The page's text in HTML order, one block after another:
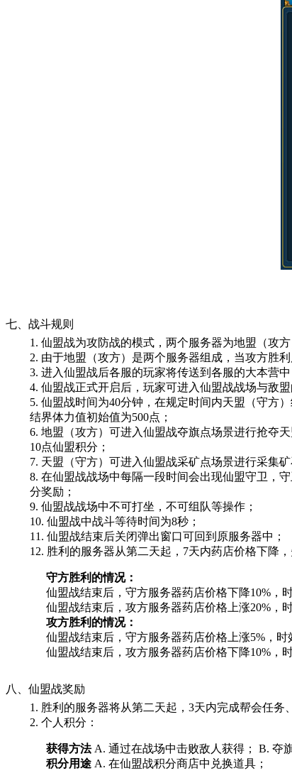
七、战斗规则
1. 仙盟战为攻防战的模式， 两个服务器为地盟（攻方
2. 由于地盟（攻方）是两个服务器组成，当攻方胜
3. 进入仙盟战后各服的玩家将传送到各服的大本营
4. 仙盟战正式开启后，玩家可进入仙盟战战场与敌盟
5. 仙盟战时间为40分钟 ，在规定时间内天盟（守方）
结界体力值初始值为500点 ；
6. 地盟（攻方）可进入仙盟战夺旗点场景进行抢夺
10点仙盟积分；
7. 天盟（守方）可进入仙盟战采矿点场景进行采集
8. 在仙盟战战场中每隔一段时间会出现仙盟守卫，
分奖励；
9. 仙盟战战场中不可打坐，不可组队等操作；
10. 仙盟战中战斗等待时间为8秒 ；
11. 仙盟战结束后关闭弹出窗口可回到原服务器中；
12. 胜利的服务器从第二天起， 7天内药店价格下降
守方胜利的情况：
仙盟战结束后，守方服务器药店价格下降10% ，
仙盟战结束后，攻方服务器药店价格上涨20% ，
攻方胜利的情况：
仙盟战结束后，守方服务器药店价格上涨5% ，
仙盟战结束后，攻方服务器药店价格下降10% ，
八、仙盟战奖励
1. 胜利的服务器将从第二天起， 3天内完成帮会任务
2. 个人积分：
获得方法A. 通过在战场中击败敌人获得； B. 夺
积分用途 A. 在仙盟战积分商店中兑换道具；